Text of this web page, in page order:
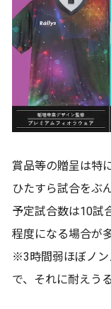
賞品等の贈呈は特
ひたすら試合をぶ
予定試合数は10試
程度になる場合が
※3時間弱ほぼノン
で、それに耐えう